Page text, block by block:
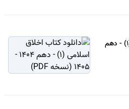
دانلود کتاب اخلاق اسلامی (1) - دهم